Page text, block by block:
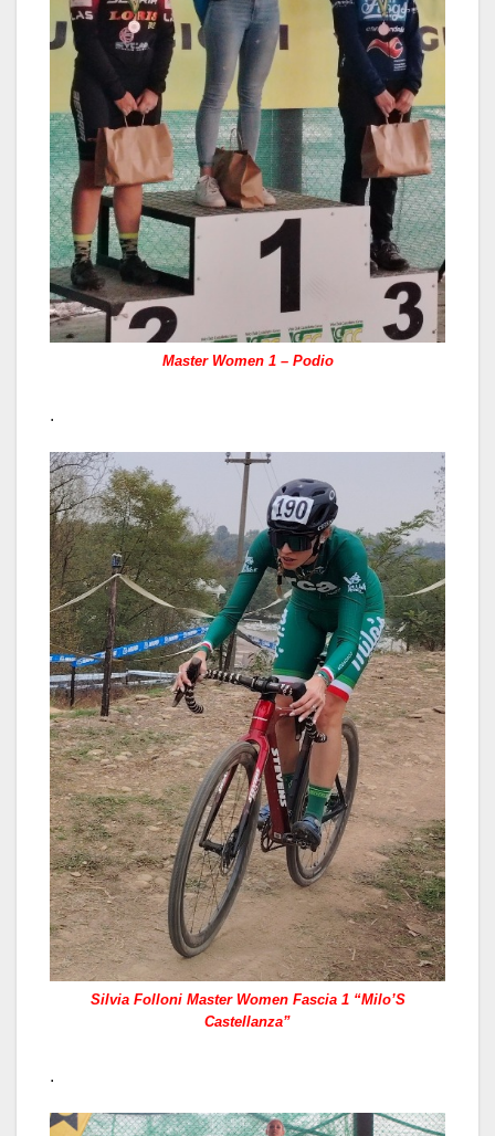
Master Women 1 – Podio
.
Silvia Folloni Master Women Fascia 1 “Milo’S
Castellanza”
.